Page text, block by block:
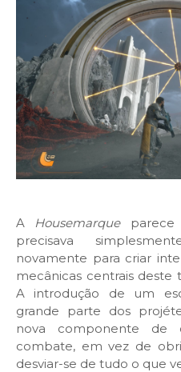
A Housemarque
precisava
novamente para criar
mecânicas centrais deste
A introdução de um
grande parte dos
nova componente de
combate, em vez de
desviar-se de tudo o que